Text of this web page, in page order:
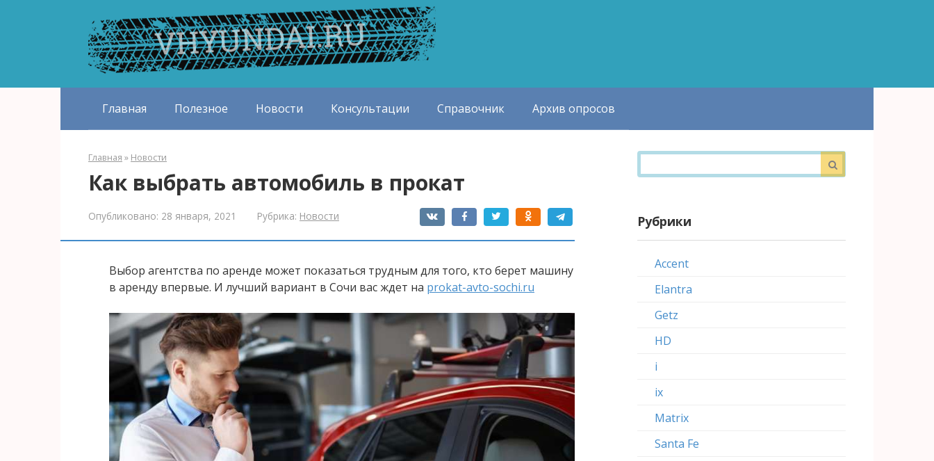
Главная Полезное Новости Консультации Справочник Архив опросов
Главная » Новости
Как выбрать автомобиль в прокат
Опубликовано: 28 января, 2021 Рубрика: Новости
Выбор агентства по аренде может показаться трудным для того, кто берет машину
в аренду впервые. И лучший вариант в Сочи вас ждет на prokat-avto-sochi.ru
Поиск:
Рубрики
Accent
Elantra
Getz
HD
i
ix
Matrix
Santa Fe